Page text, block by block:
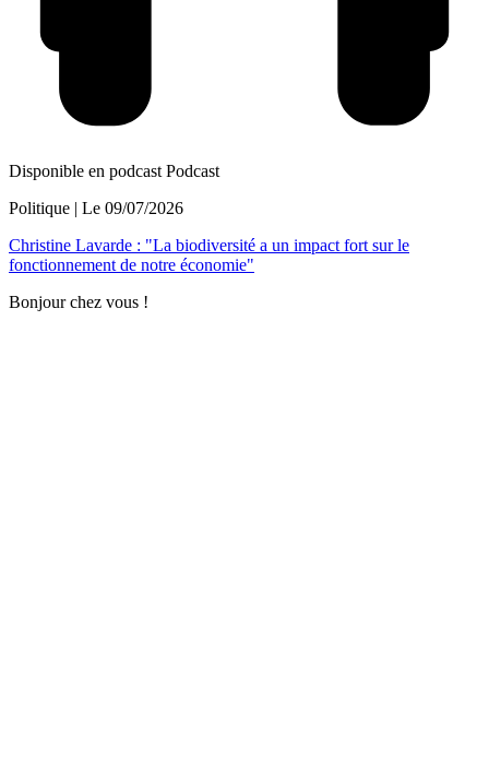
Disponible en podcast Podcast
Politique | Le 09/07/2026
Christine Lavarde : "La biodiversité a un impact fort sur le
fonctionnement de notre économie"
Bonjour chez vous !